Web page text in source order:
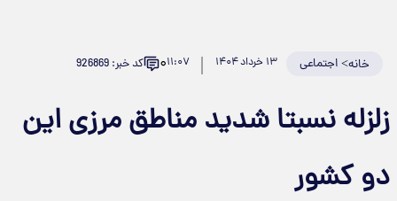
خانه>اجتماعی ۱۳ خرداد ۱۴۰۴ ۱۱:۰۷۰ کد خبر: 926869
زلزله نسبتا شدید مناطق مرزی این
دو کشور